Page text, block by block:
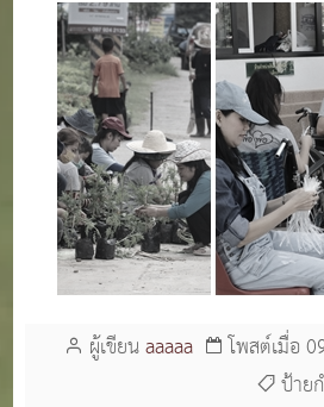
ผู้เขียนaaaaa โพสต์เมื่อ
ป้าย